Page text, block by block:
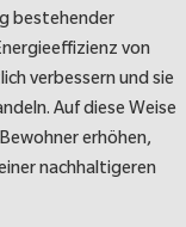
bestehender
von
verbessern und sie
Auf diese Weise
erhöhen,
nachhaltigeren